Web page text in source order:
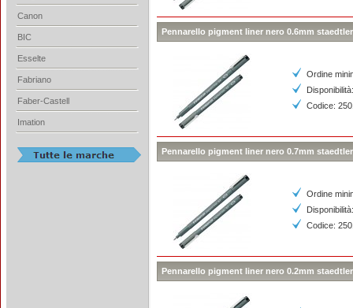
Pennarello pigment liner nero 0.6mm staedtler
Ordine
Codice:
Pennarello pigment liner nero 0.7mm staedtler
Ordine
Codice:
Pennarello pigment liner nero 0.2mm staedtler
Canon
BIC
Esselte
Fabriano
Faber-Castell
Imation